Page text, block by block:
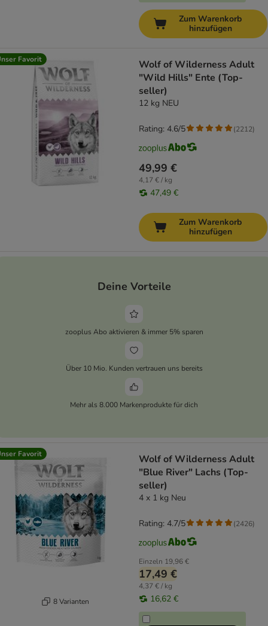
Zum Warenkorb
hinzufügen
Favorit
Wolf of Wilderness Adult
"Wild Hills" Ente (Top-
seller)
12 kg NEU
49,99 €
4,17 € / kg
47,49 €
Rating: 4.6/5 (2212)
Zum Warenkorb
hinzufügen
Deine Vorteile
zooplus Abo aktivieren & immer 5% sparen
Über 10 Mio. Kunden vertrauen uns bereits
Mehr als 8.000 Markenprodukte für dich
Favorit
8 Varianten
Wolf of Wilderness Adult
"Blue River" Lachs (Top-
seller)
4 x 1 kg Neu
Einzeln 19,96 €
17,49 €
4,37 € / kg
16,62 €
Rating: 4.7/5 (2426)